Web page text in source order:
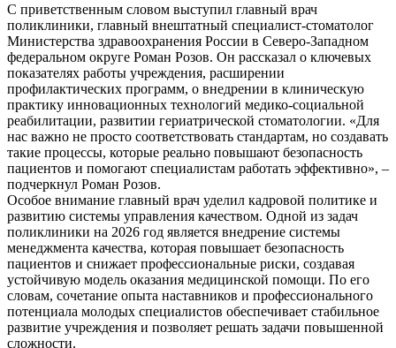
С приветственным словом выступил главный врач
поликлиники, главный внештатный специалист-стоматолог
Министерства здравоохранения России в Северо-Западном
федеральном округе Роман Розов. Он рассказал о ключевых
показателях работы учреждения, расширении
профилактических программ, о внедрении в клиническую
практику инновационных технологий медико-социальной
реабилитации, развитии гериатрической стоматологии. «Для
нас важно не просто соответствовать стандартам, но создавать
такие процессы, которые реально повышают безопасность
пациентов и помогают специалистам работать эффективно», –
подчеркнул Роман Розов.
Особое внимание главный врач уделил кадровой политике и
развитию системы управления качеством. Одной из задач
поликлиники на 2026 год является внедрение системы
менеджмента качества, которая повышает безопасность
пациентов и снижает профессиональные риски, создавая
устойчивую модель оказания медицинской помощи. По его
словам, сочетание опыта наставников и профессионального
потенциала молодых специалистов обеспечивает стабильное
развитие учреждения и позволяет решать задачи повышенной
сложности.